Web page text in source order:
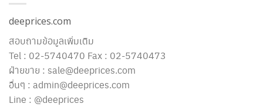
deeprices.com
สอบถามข้อมูลเพิ่มเติม
Tel : 02-5740470 Fax : 02-5740473
ฝ่ายขาย : sale@deeprices.com
อื่นๆ : admin@deeprices.com
Line : @deeprices